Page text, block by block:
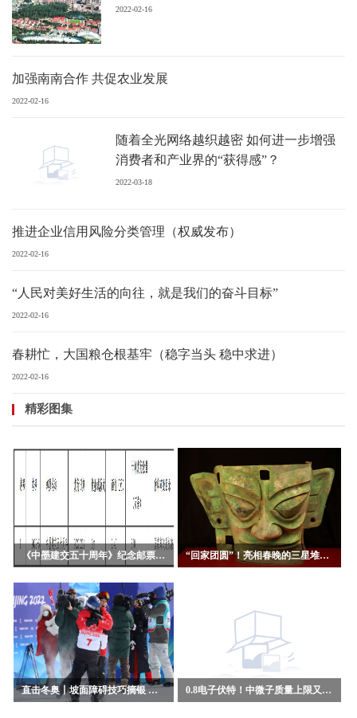
2022-02-16
加强南南合作 共促农业发展
2022-02-16
随着全光网络越织越密 如何进一步增强
消费者和产业界的“获得感”？
2022-03-18
推进企业信用风险分类管理（权威发布）
2022-02-16
“人民对美好生活的向往，就是我们的奋斗目标”
2022-02-16
春耕忙，大国粮仓根基牢（稳字当头 稳中求进）
2022-02-16
精彩图集
《中墨建交五十周年》纪念邮票一套2枚发布 “回家团圆”！亮相春晚的三星堆青铜大面具在元宵节首次正式展出
直击冬奥丨坡面障碍技巧摘银 谷爱凌：目标是三项比赛都站上领奖台 0.8电子伏特！中微子质量上限又有新纪录